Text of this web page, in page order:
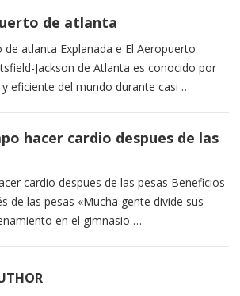
de atlanta
atlanta Explanada e El Aeropuerto
Jackson de Atlanta es conocido por
eficiente del mundo durante casi …
hacer cardio despues de las
cardio despues de las pesas Beneficios
de las pesas «Mucha gente divide sus
en el gimnasio …